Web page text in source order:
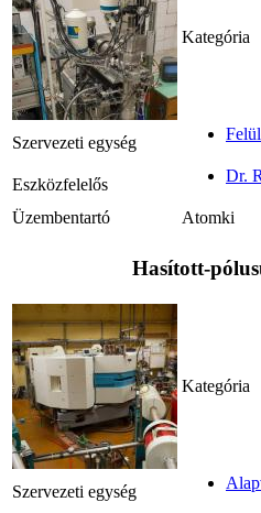
Kategória
Szervezeti egység
Eszközfelelős Dr.
Üzembentartó Atomki
Hasított-
Kategória
Szervezeti egység